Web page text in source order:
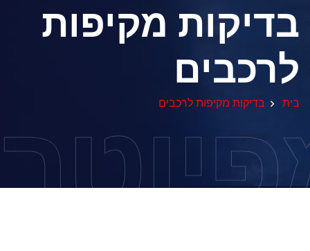
בדיקות מקיפות
לרכבים
בית בדיקות מקיפות לרכבים